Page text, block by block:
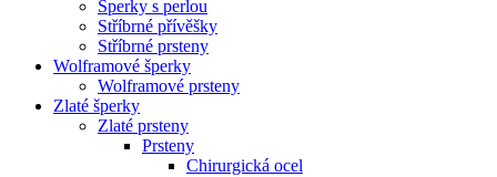
Šperky s perlou
Stříbrné přívěšky
Stříbrné prsteny
Wolframové šperky
Wolframové prsteny
Zlaté šperky
Zlaté prsteny
Prsteny
Chirurgická ocel